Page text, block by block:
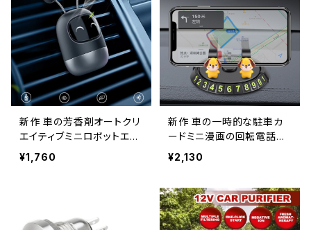
新作 車の芳香剤オートクリ
エイティブミニロボットエア
ベントクリップパルファムフ
レーバー換気アウトレットア
84
¥1,760
新作 車の一時的な駐車カ
ードミニ漫画の回転電話番
号カードプレート隠しスイッ
チGPSナビゲーションブラ
op910677020_Store 7
0482392445
¥2,130